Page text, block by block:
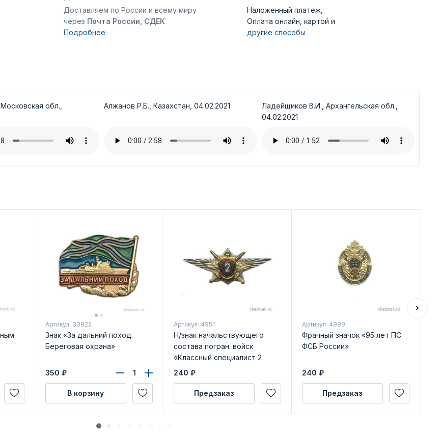
Доставляем по России и всему миру
через Почта России, СДЕК
Подробнее
Наложенный платеж,
Оплата онлайн, картой и
другие способы
обл.,
Алжанов Р.Б., Казахстан, 04.02.2021
Ладейщиков В.И., Архангельская обл.,
04.02.2021
Артикул: 33822
Знак «За дальний поход.
Береговая охрана»
350 ₽
В корзину
Артикул: 4951
Н/знак начальствующего
состава погран. войск
«Классный специалист 2
класса»
240 ₽
Предзаказ
Артикул: 4989
Фрачный значок «95 лет ПС
ФСБ России»
240 ₽
Предзаказ